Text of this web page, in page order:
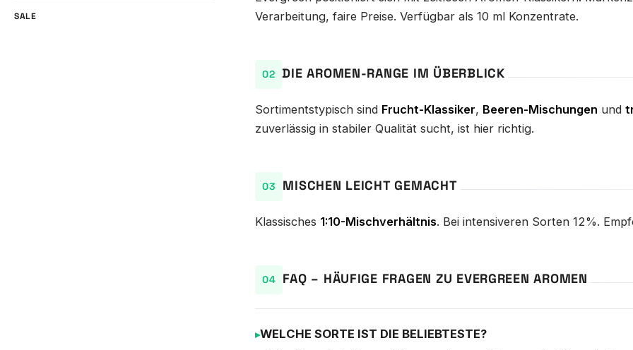
SALE
Verarbeitung, faire Preise. Verfügbar als 10 ml Konzentrate.
DIE AROMEN-RANGE IM ÜBERBLICK
Sortimentstypisch sind Frucht-Klassiker, Beeren-Mischungen und
zuverlässig in stabiler Qualität sucht, ist hier richtig.
MISCHEN LEICHT GEMACHT
Klassisches 1:10-Mischverhältnis. Bei intensiveren Sorten 12%.
FAQ – HÄUFIGE FRAGEN ZU EVERGREEN AROMEN
WELCHE SORTE IST DIE BELIEBTESTE?